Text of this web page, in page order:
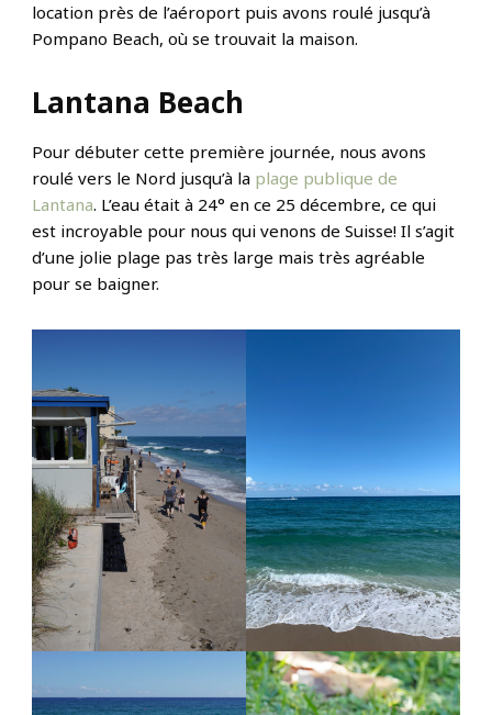
location près de l’aéroport puis avons roulé jusqu’à
Pompano Beach, où se trouvait la maison.
Lantana Beach
Pour débuter cette première journée, nous avons
roulé vers le Nord jusqu’à la plage publique de
Lantana. L’eau était à 24° en ce 25 décembre, ce qui
est incroyable pour nous qui venons de Suisse! Il s’agit
d’une jolie plage pas très large mais très agréable
pour se baigner.